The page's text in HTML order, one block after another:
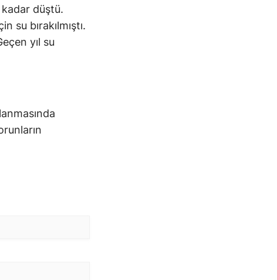
kadar düştü.
su bırakılmıştı.
yıl su